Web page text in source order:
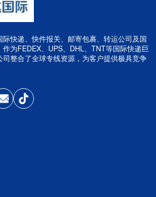
快递、快件报关、邮寄包裹、转运公司及国
为FEDEX、UPS、DHL、TNT等国际快递巨
整合了全球专线资源，为客户提供极具竞争